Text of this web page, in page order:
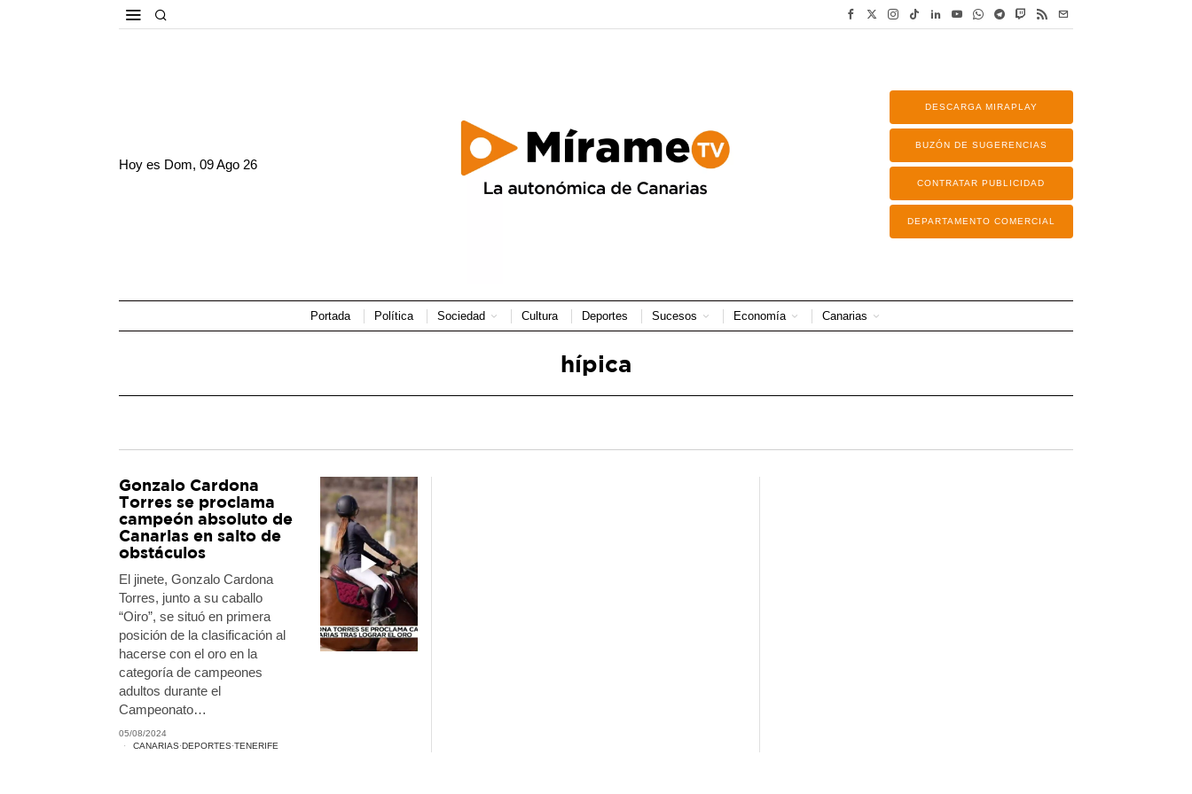
Hoy es Dom, 09 Ago 26
DESCARGA MIRAPLAY
BUZÓN DE SUGERENCIAS
CONTRATAR PUBLICIDAD
DEPARTAMENTO COMERCIAL
Portada Política Sociedad Cultura Deportes Sucesos Economía Canarias
hípica
Gonzalo Cardona
Torres se proclama
campeón absoluto de
Canarias en salto de
obstáculos
El jinete, Gonzalo Cardona
Torres, junto a su caballo
“Oiro”, se situó en primera
posición de la clasificación al
hacerse con el oro en la
categoría de campeones
adultos durante el
Campeonato…
05/08/2024
CANARIAS·DEPORTES·TENERIFE